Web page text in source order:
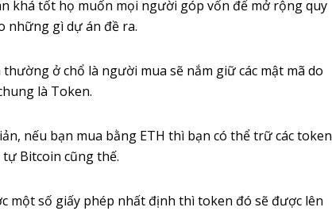
khá tốt họ muốn mọi người góp vốn để mở rộng quy
những gì dự án đề ra.
ở chổ là người mua sẽ nắm giữ các mật mã do
là Token.
nếu bạn mua bằng ETH thì bạn có thể trữ các token
Bitcoin cũng thế.
một số giấy phép nhất định thì token đó sẽ được lên